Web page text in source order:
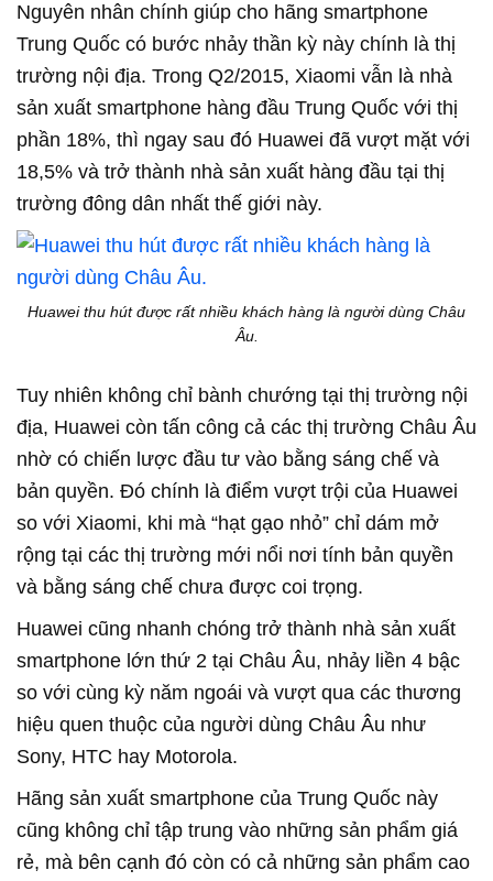
Nguyên nhân chính giúp cho hãng smartphone
Trung Quốc có bước nhảy thần kỳ này chính là thị
trường nội địa. Trong Q2/2015, Xiaomi vẫn là nhà
sản xuất smartphone hàng đầu Trung Quốc với thị
phần 18%, thì ngay sau đó Huawei đã vượt mặt với
18,5% và trở thành nhà sản xuất hàng đầu tại thị
trường đông dân nhất thế giới này.
Huawei thu hút được rất nhiều khách hàng là người dùng Châu
Âu.
Tuy nhiên không chỉ bành chướng tại thị trường nội
địa, Huawei còn tấn công cả các thị trường Châu Âu
nhờ có chiến lược đầu tư vào bằng sáng chế và
bản quyền. Đó chính là điểm vượt trội của Huawei
so với Xiaomi, khi mà “hạt gạo nhỏ” chỉ dám mở
rộng tại các thị trường mới nổi nơi tính bản quyền
và bằng sáng chế chưa được coi trọng.
Huawei cũng nhanh chóng trở thành nhà sản xuất
smartphone lớn thứ 2 tại Châu Âu, nhảy liền 4 bậc
so với cùng kỳ năm ngoái và vượt qua các thương
hiệu quen thuộc của người dùng Châu Âu như
Sony, HTC hay Motorola.
Hãng sản xuất smartphone của Trung Quốc này
cũng không chỉ tập trung vào những sản phẩm giá
rẻ, mà bên cạnh đó còn có cả những sản phẩm cao